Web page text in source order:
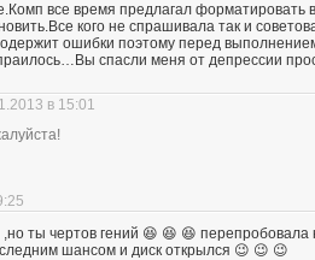
все время предлагал
кого не спрашивала так и
ошибки поэтому перед
спасли меня от депрессии
в 15:01
ты чертов гений 😆 😆 😆
шансом и диск открылся 😉 😉 😉